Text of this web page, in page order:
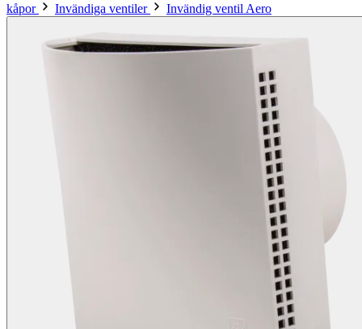
kåpor
Invändiga ventiler Invändig ventil Aero